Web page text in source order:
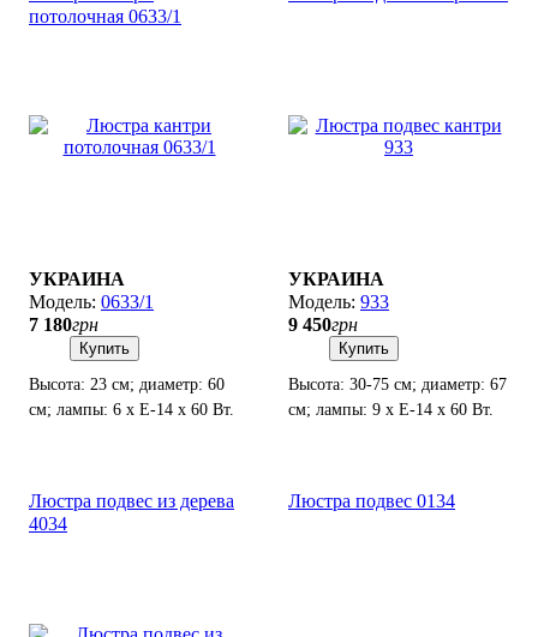
потолочная 0633/1
УКРАИНА
0633/1
7 180грн
Купить
Высота: 23 см; диаметр: 60
см; лампы: 6 х Е-14 х 60 Вт.
УКРАИНА
933
9 450грн
Купить
Высота: 30-75 см; диаметр: 67
см; лампы: 9 х Е-14 х 60 Вт.
Люстра подвес из дерева
4034
Люстра подвес 0134